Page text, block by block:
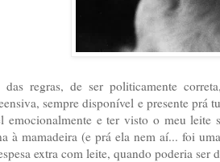
das regras, de ser politicamente
sempre disponível e presente prá
emocionalmente e ter visto o meu leite
à mamadeira (e prá ela nem aí... foi
extra com leite, quando poderia ser